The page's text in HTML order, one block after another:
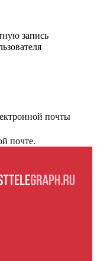
запись
почты
почте.